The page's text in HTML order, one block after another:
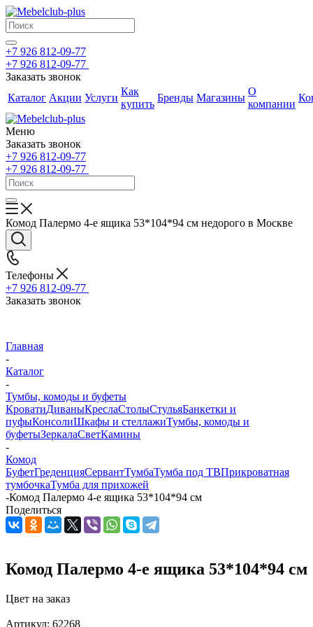
+7 926 812-09-77
+7 926 812-09-77
Заказать звонок
Каталог Акции Услуги
Как
купить
Бренды Магазины
О
компании
Меню
Заказать звонок
+7 926 812-09-77
+7 926 812-09-77
Комод Палермо 4-е ящика 53*104*94 см недорого в Москве
Телефоны
+7 926 812-09-77
Заказать звонок
Главная
-
Каталог
-
Тумбы, комоды и буфеты
КроватиДиваныКреслаСтолыСтульяБанкетки и
пуфыКонсолиШкафы и стеллажиТумбы, комоды и
буфетыЗеркалаСветКамины
-
Комод
БуфетГреденцияСервантТумбаТумба под ТВПрикроватная
тумбочкаТумба для прихожей
-Комод Палермо 4-е ящика 53*104*94 см
Поделиться
Комод Палермо 4-е ящика 53*104*94 см
Цвет на заказ
Артикул: 62268